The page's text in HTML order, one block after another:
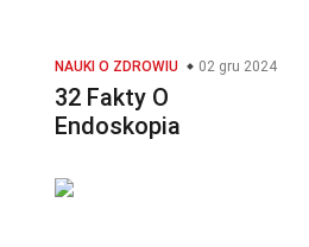
NAUKI O ZDROWIU 02 gru 2024
32 Fakty O
Endoskopia